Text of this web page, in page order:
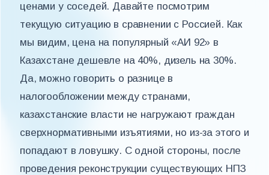
ценами у соседей. Давайте посмотрим
текущую ситуацию в сравнении с Россией. Как
мы видим, цена на популярный «АИ 92» в
Казахстане дешевле на 40%, дизель на 30%.
Да, можно говорить о разнице в
налогообложении между странами,
казахстанские власти не нагружают граждан
сверхнормативными изъятиями, но из-за этого и
попадают в ловушку. С одной стороны, после
проведения реконструкции существующих НПЗ